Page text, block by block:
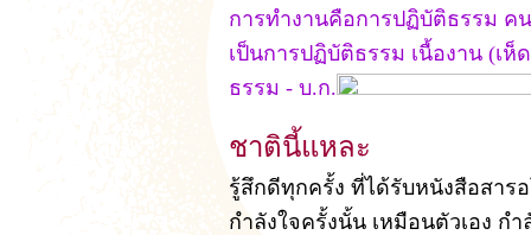
การทำงานคือการปฏิบัติธรรม ค
เป็นการปฏิบัติธรรม เนื้องาน (เ
ธรรม - บ.ก.
ชาตินี้แหละ
รู้สึกดีทุกครั้ง ที่ได้รับหนังสือสาร
กำลังใจครั้งนั้น เหมือนตัวเอง ก